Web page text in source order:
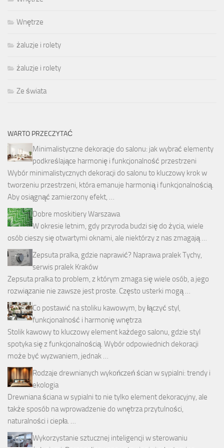
Wnętrze
żaluzje i rolety
żaluzje i rolety
Ze świata
WARTO PRZECZYTAĆ
Minimalistyczne dekoracje do salonu: jak wybrać elementy
podkreślające harmonię i funkcjonalność przestrzeni
Wybór minimalistycznych dekoracji do salonu to kluczowy krok w
tworzeniu przestrzeni, która emanuje harmonią i funkcjonalnością.
Aby osiągnąć zamierzony efekt, …
Dobre moskitiery Warszawa
W okresie letnim, gdy przyroda budzi się do życia, wiele
osób cieszy się otwartymi oknami, ale niektórzy z nas zmagają …
Zepsuta pralka, gdzie naprawić? Naprawa pralek Tychy,
serwis pralek Kraków
Zepsuta pralka to problem, z którym zmaga się wiele osób, a jego
rozwiązanie nie zawsze jest proste. Często usterki mogą …
Co postawić na stoliku kawowym, by łączyć styl,
funkcjonalność i harmonię wnętrza
Stolik kawowy to kluczowy element każdego salonu, gdzie styl
spotyka się z funkcjonalnością. Wybór odpowiednich dekoracji
może być wyzwaniem, jednak …
Rodzaje drewnianych wykończeń ścian w sypialni: trendy i
ekologia
Drewniana ściana w sypialni to nie tylko element dekoracyjny, ale
także sposób na wprowadzenie do wnętrza przytulności,
naturalności i ciepła. …
Wykorzystanie sztucznej inteligencji w sterowaniu